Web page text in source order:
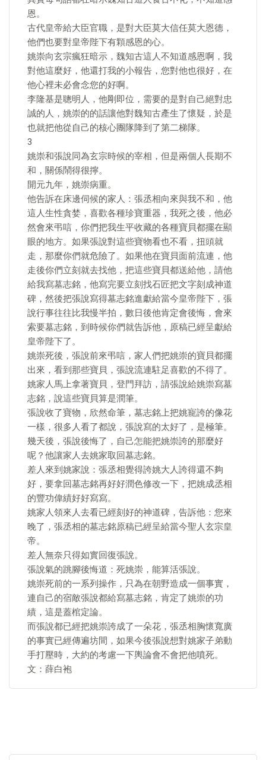
恩。
古代皇帝給大臣官職，是對大臣莫大信任莫大恩德，
他們也要對皇帝陛下有顆感恩的心。
姚崇向玄宗瘋狂暗示，魏知古這人不知道感恩啊，我
對他這麼好，他還打我的小報告，您對他也很好，在
他心裡未必會念您的好啊。
李隆基是聰明人，他剛即位，需要的是對自己絕對忠
誠的人，姚崇的的話讓他對魏知古產生了懷疑，於是
也就把他從自己的核心團隊降到了第二梯隊。
3
姚崇和張說同為玄宗時候的宰相，但是兩個人長期不
和，關係鬧得很擰。
開元九年，姚崇病重。
他告訴在床邊伺候的家人：張丞相向來與我不和，他
這人生性貪婪，喜歡各種珍寶重器，我死之後，他必
然會來弔唁，你們把我生平收藏的各種寶貝都擺在顯
眼的地方。如果張說對這些寶物看也不看，扭頭就
走，那麼你們就危險了。如果他在寶貝面前流連，他
走後你們立刻就去找他，把這些寶貝都送給他，請他
給我寫墓志銘，他寫完要立刻找石匠把文字刻成神道
碑，然後把張說寫得墓志銘進獻給當今皇帝陛下，張
說行事往往比我慢半拍，數日後他肯定會後悔，會來
索要墓志銘，到時候你們就告訴他，原稿已經呈獻給
皇帝陛下了。
姚崇死後，張說前來弔唁，家人們把姚崇的寶貝都擺
出來，看到那些寶貝，張說流連駐足喜歡的不得了。
姚家人馬上拿著寶貝，登門拜訪，請張說給姚崇寫墓
志銘，說這些寶貝算是潤筆。
張說收了寶物，欣然命筆，墓志銘上把姚寵誇的像花
一樣，很多人看了都說，張說寫的太好了，是極筆。
幾天後，張說後悔了，自己怎能把姚崇誇的那麼好
呢？他讓家人去姚家取回墓志銘。
差人來到姚家說：張丞相覺得誇姚大人誇得還不夠
好，要拿回墓志銘再好好潤色修改一下，把姚成丞相
的豐功偉績好好寫寫。
姚家人領來人去看已經刻好的神道碑，告訴他：您來
晚了，張丞相的墓志銘原稿已經呈給當今聖人玄宗皇
帝。
差人無奈只得如實回復張說。
張說氣的跳腳後悔道：死姚崇，能算活張說。
姚崇死前的一系列操作，只為在朝野造成一個事實，
連自己的宿敵張說都給寫墓志銘，肯定了姚崇的功
績，這是蓋棺定論。
而張說都已經把姚崇誇成了一朵花，張丞相胸懷寬廣
的事實已經傳遍坊間，如果今後張說想對姚家子弟動
手打壓時，大約的考慮一下輿論會不會把他噴死。
文：薛白袍